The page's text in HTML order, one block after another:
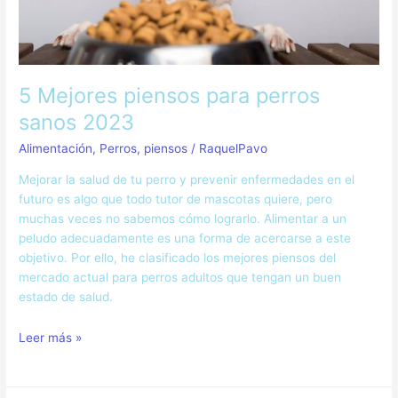
5 Mejores piensos para perros
sanos 2023
Alimentación, Perros, piensos / RaquelPavo
Mejorar la salud de tu perro y prevenir enfermedades en el
futuro es algo que todo tutor de mascotas quiere, pero
muchas veces no sabemos cómo lograrlo. Alimentar a un
peludo adecuadamente es una forma de acercarse a este
objetivo. Por ello, he clasificado los mejores piensos del
mercado actual para perros adultos que tengan un buen
estado de salud.
Leer más »